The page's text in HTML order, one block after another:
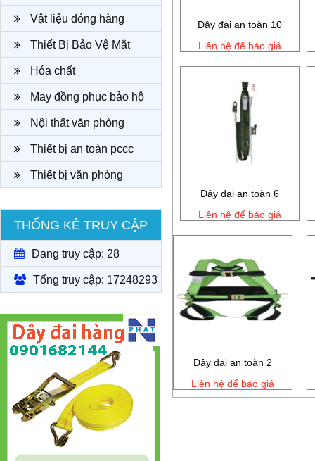
Vật liệu đóng hàng
Thiết Bị Bảo Vệ Mắt
Hóa chất
May đồng phục bảo hộ
công tyNội thất văn phòng
Thiết bị an toàn pccc
Thiết bị văn phòng
THỐNG KÊ TRUY CẬP
Đang truy cập: 28
Tổng truy cập: 17248293
Dây đai an toàn 10
Liên hệ để báo giá
Dây đai an toàn 6
Liên hệ để báo giá
Dây đai an toàn 2
Liên hệ để báo giá